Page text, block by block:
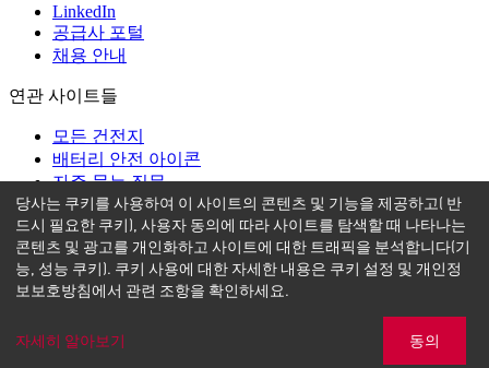
LinkedIn
공급사 포털
채용 안내
연관 사이트들
모든 건전지
배터리 안전 아이콘
자주 묻는 질문
도움말
이용약관
개인정보보호방침
당사는 쿠키를 사용하여 이 사이트의 콘텐츠 및 기능을 제공하고( 반
드시 필요한 쿠키), 사용자 동의에 따라 사이트를 탐색할 때 나타나는
콘텐츠 및 광고를 개인화하고 사이트에 대한 트래픽을 분석합니다(기
능, 성능 쿠키). 쿠키 사용에 대한 자세한 내용은 쿠키 설정 및 개인정
보보호방침에서 관련 조항을 확인하세요.
자세히 알아보기 동의